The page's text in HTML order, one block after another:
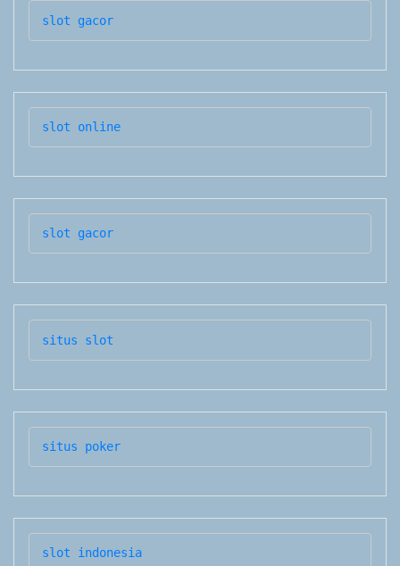
slot gacor
slot online
slot gacor
situs slot
situs poker
slot indonesia